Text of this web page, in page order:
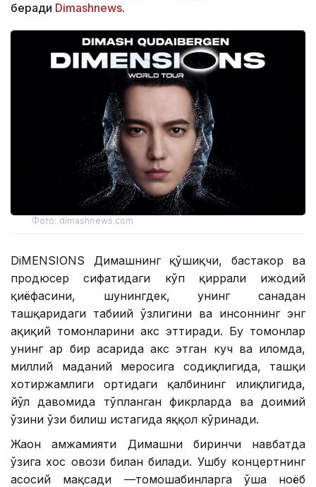
беради Dimashnews.
Фото: dimashnews.com
DiMENSIONS Димашнинг қўшиқчи, бастакор ва
продюсер сифатидаги кўп қиррали ижодий
қиёфасини, шунингдек, унинг саҳнадан
ташқаридаги табиий ўзлигини ва инсоннинг энг
ҳақиқий томонларини акс эттиради. Бу томонлар
унинг ҳар бир асарида акс этган куч ва илҳомда,
миллий маданий меросига содиқлигида, ташқи
хотиржамлиги ортидаги қалбининг илиқлигида,
йўл давомида тўпланган фикрларда ва доимий
ўзини ўзи билиш истагида яққол кўринади.
Жаҳон ҳамжамияти Димашни биринчи навбатда
ўзига хос овози билан билади. Ушбу концертнинг
асосий мақсади —томошабинларга ўша ноёб